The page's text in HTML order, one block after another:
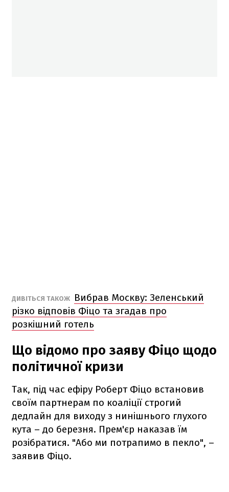
ДИВІТЬСЯ ТАКОЖ
Вибрав Москву: Зеленський
різко відповів Фіцо та згадав про
розкішний готель
Що відомо про заяву Фіцо щодо
політичної кризи
Так, під час ефіру Роберт Фіцо встановив
своїм партнерам по коаліції строгий
дедлайн для виходу з нинішнього глухого
кута – до березня. Прем'єр наказав їм
розібратися. "Або ми потрапимо в пекло", –
заявив Фіцо.